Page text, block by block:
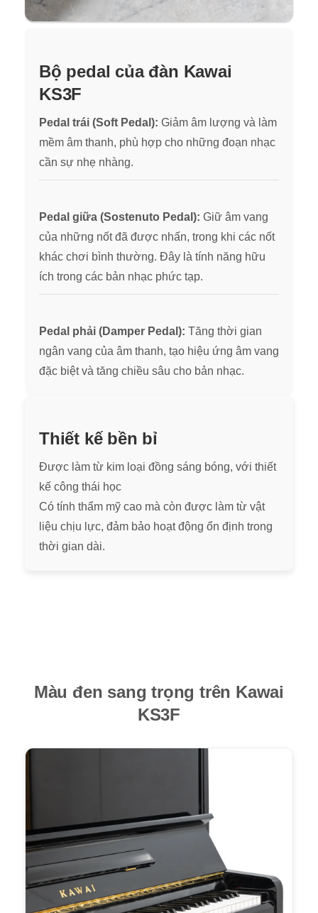
Bộ pedal của đàn Kawai
KS3F
Pedal trái (Soft Pedal): Giảm âm lượng và làm
mềm âm thanh, phù hợp cho những đoạn nhạc
cần sự nhẹ nhàng.
Pedal giữa (Sostenuto Pedal): Giữ âm vang
của những nốt đã được nhấn, trong khi các nốt
khác chơi bình thường. Đây là tính năng hữu
ích trong các bản nhạc phức tạp.
Pedal phải (Damper Pedal): Tăng thời gian
ngân vang của âm thanh, tạo hiệu ứng âm vang
đặc biệt và tăng chiều sâu cho bản nhạc.
Thiết kế bền bỉ
Được làm từ kim loại đồng sáng bóng, với thiết
kế công thái học
Có tính thẩm mỹ cao mà còn được làm từ vật
liệu chịu lực, đảm bảo hoạt động ổn định trong
thời gian dài.
Màu đen sang trọng trên Kawai
KS3F